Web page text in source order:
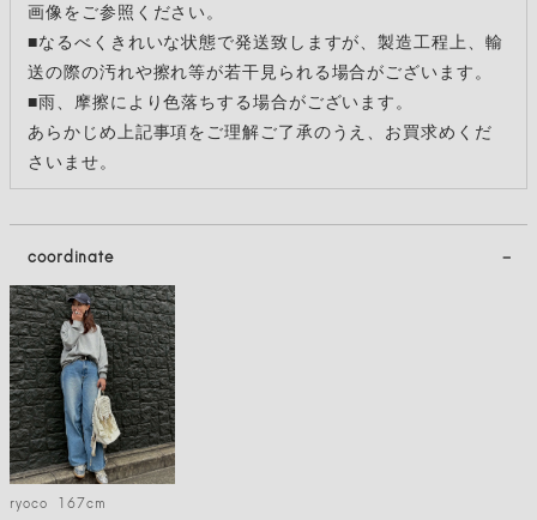
画像をご参照ください。
■なるべくきれいな状態で発送致しますが、製造工程上、輸
送の際の汚れや擦れ等が若干見られる場合がございます。
■雨、摩擦により色落ちする場合がございます。
あらかじめ上記事項をご理解ご了承のうえ、お買求めくだ
さいませ。
coordinate
ryoco 167cm